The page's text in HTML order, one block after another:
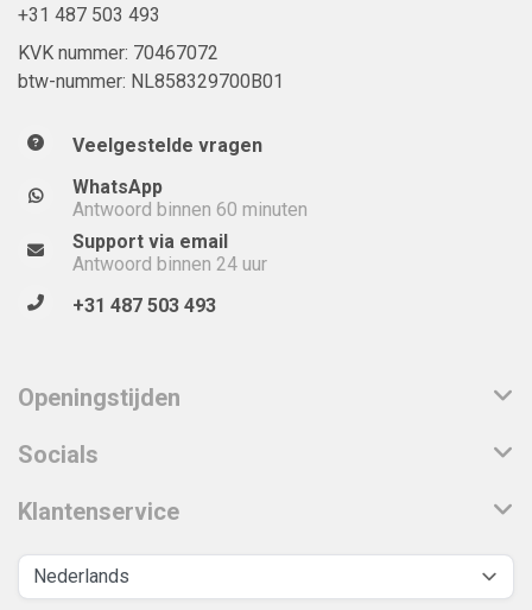
+31 487 503 493
KVK nummer: 70467072
btw-nummer: NL858329700B01
Veelgestelde vragen
WhatsApp
Antwoord binnen 60 minuten
Support via email
Antwoord binnen 24 uur
+31 487 503 493
Openingstijden
Socials
Klantenservice